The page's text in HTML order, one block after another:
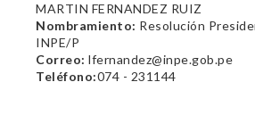
MARTIN FERNANDEZ RUIZ
Nombramiento: Resolución
INPE/P
Correo: lfernandez@inpe.gob.pe
Teléfono:074 - 231144